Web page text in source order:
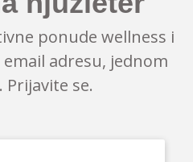
ponude wellness i
adresu, jednom
Prijavite se.